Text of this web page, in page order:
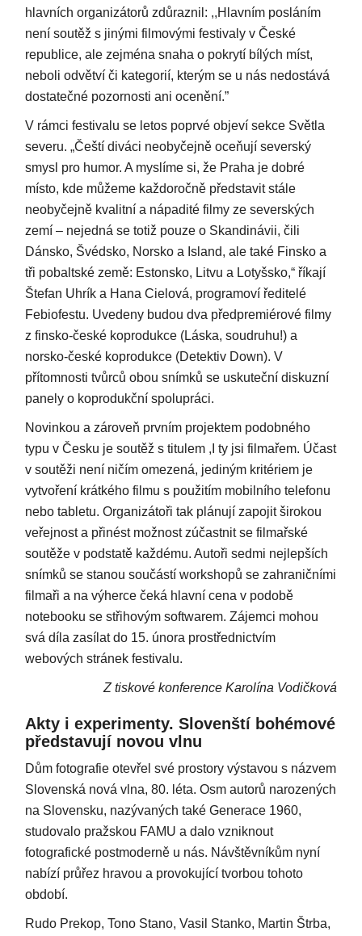
hlavních organizátorů zdůraznil: ,,Hlavním posláním
není soutěž s jinými filmovými festivaly v České
republice, ale zejména snaha o pokrytí bílých míst,
neboli odvětví či kategorií, kterým se u nás nedostává
dostatečné pozornosti ani ocenění.”
V rámci festivalu se letos poprvé objeví sekce Světla
severu. „Čeští diváci neobyčejně oceňují severský
smysl pro humor. A myslíme si, že Praha je dobré
místo, kde můžeme každoročně představit stále
neobyčejně kvalitní a nápadité filmy ze severských
zemí – nejedná se totiž pouze o Skandinávii, čili
Dánsko, Švédsko, Norsko a Island, ale také Finsko a
tři pobaltské země: Estonsko, Litvu a Lotyšsko,“ říkají
Štefan Uhrík a Hana Cielová, programoví ředitelé
Febiofestu. Uvedeny budou dva předpremiérové filmy
z finsko-české koprodukce (Láska, soudruhu!) a
norsko-české koprodukce (Detektiv Down). V
přítomnosti tvůrců obou snímků se uskuteční diskuzní
panely o koprodukční spolupráci.
Novinkou a zároveň prvním projektem podobného
typu v Česku je soutěž s titulem ,I ty jsi filmařem. Účast
v soutěži není ničím omezená, jediným kritériem je
vytvoření krátkého filmu s použitím mobilního telefonu
nebo tabletu. Organizátoři tak plánují zapojit širokou
veřejnost a přinést možnost zúčastnit se filmařské
soutěže v podstatě každému. Autoři sedmi nejlepších
snímků se stanou součástí workshopů se zahraničními
filmaři a na výherce čeká hlavní cena v podobě
notebooku se střihovým softwarem. Zájemci mohou
svá díla zasílat do 15. února prostřednictvím
webových stránek festivalu.
Z tiskové konference Karolína Vodičková
Akty i experimenty. Slovenští bohémové
představují novou vlnu
Dům fotografie otevřel své prostory výstavou s názvem
Slovenská nová vlna, 80. léta. Osm autorů narozených
na Slovensku, nazývaných také Generace 1960,
studovalo pražskou FAMU a dalo vzniknout
fotografické postmoderně u nás. Návštěvníkům nyní
nabízí průřez hravou a provokující tvorbou tohoto
období.
Rudo Prekop, Tono Stano, Vasil Stanko, Martin Štrba,